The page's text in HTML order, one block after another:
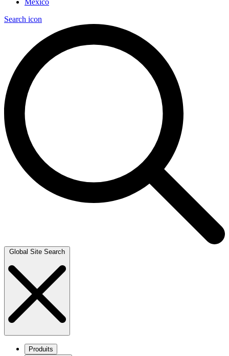
Mexico
Search icon
Global Site Search
Produits